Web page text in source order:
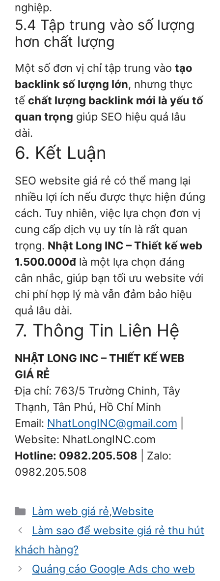
nghiệp.
5.4 Tập trung vào số lượng
hơn chất lượng
Một số đơn vị chỉ tập trung vào tạo
backlink số lượng lớn, nhưng thực
tế chất lượng backlink mới là yếu tố
quan trọng giúp SEO hiệu quả lâu
dài.
6. Kết Luận
SEO website giá rẻ có thể mang lại
nhiều lợi ích nếu được thực hiện đúng
cách. Tuy nhiên, việc lựa chọn đơn vị
cung cấp dịch vụ uy tín là rất quan
trọng. Nhật Long INC – Thiết kế web
1.500.000đ là một lựa chọn đáng
cân nhắc, giúp bạn tối ưu website với
chi phí hợp lý mà vẫn đảm bảo hiệu
quả lâu dài.
7. Thông Tin Liên Hệ
NHẬT LONG INC – THIẾT KẾ WEB
GIÁ RẺ
Địa chỉ: 763/5 Trường Chinh, Tây
Thạnh, Tân Phú, Hồ Chí Minh
Email: NhatLongINC@gmail.com
Website: NhatLongINC.com
Hotline: 0982.205.508 | Zalo:
0982.205.508
Danh
mục
Làm web giá rẻ,Website
Làm sao để website giá rẻ thu hút
khách hàng?
Quảng cáo Google Ads cho web